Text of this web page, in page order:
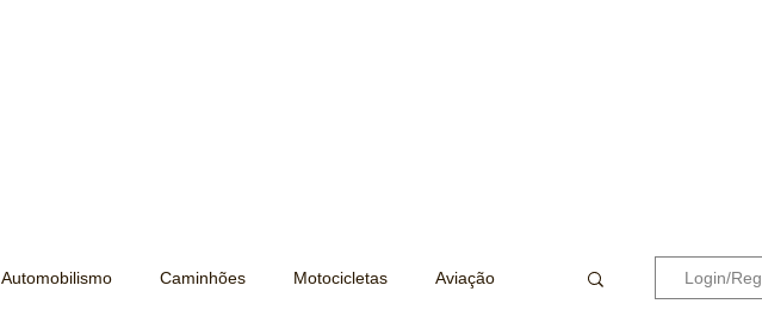
Automobilismo Caminhões Motocicletas Aviação Login/